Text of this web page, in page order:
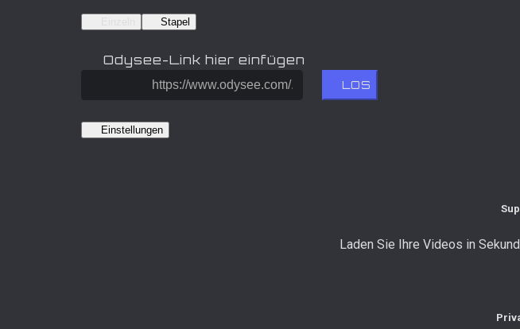
Stapel
Odysee-Link hier einfügen
LOS
Einstellungen
Laden Sie Ihre Videos in